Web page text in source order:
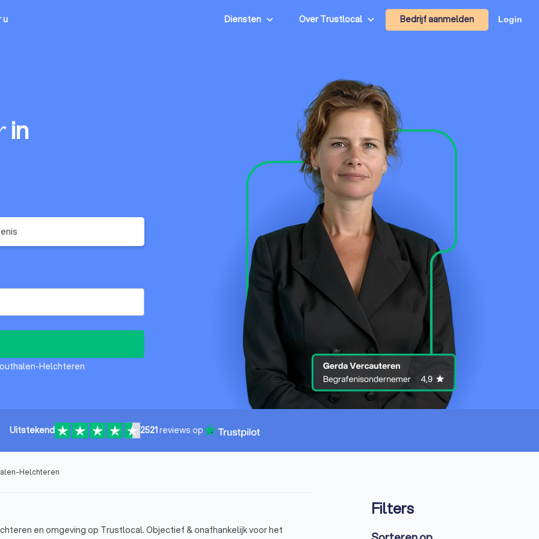
u Diensten Over Trustlocal Bedrijf aanmelden Login
in
Helchteren
Uitstekend 2521reviews op
Helchteren
en omgeving op Trustlocal. Objectief & onafhankelijk voor het
Filters